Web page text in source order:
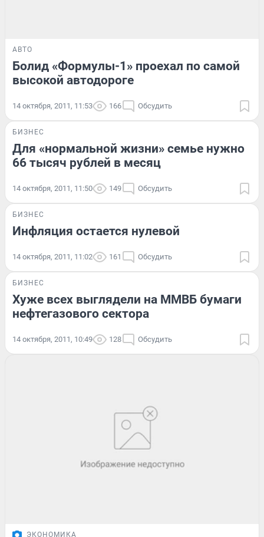
АВТО
Болид «Формулы-1» проехал по самой
высокой автодороге
14 октября, 2011, 11:53 166 Обсудить
БИЗНЕС
Для «нормальной жизни» семье нужно
66 тысяч рублей в месяц
14 октября, 2011, 11:50 149 Обсудить
БИЗНЕС
Инфляция остается нулевой
14 октября, 2011, 11:02 161 Обсудить
БИЗНЕС
Хуже всех выглядели на ММВБ бумаги
нефтегазового сектора
14 октября, 2011, 10:49 128 Обсудить
ЭКОНОМИКА